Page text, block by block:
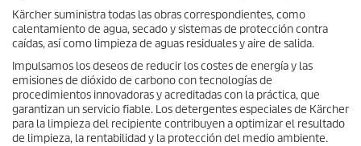
Kärcher suministra todas las obras correspondientes, como
calentamiento de agua, secado y sistemas de protección contra
caídas, así como limpieza de aguas residuales y aire de salida.
Impulsamos los deseos de reducir los costes de energía y las
emisiones de dióxido de carbono con tecnologías de
procedimientos innovadoras y acreditadas con la práctica, que
garantizan un servicio fiable. Los detergentes especiales de Kärcher
para la limpieza del recipiente contribuyen a optimizar el resultado
de limpieza, la rentabilidad y la protección del medio ambiente.